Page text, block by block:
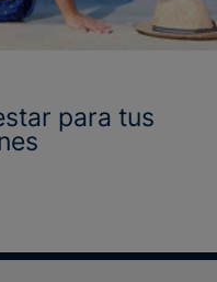
para tus